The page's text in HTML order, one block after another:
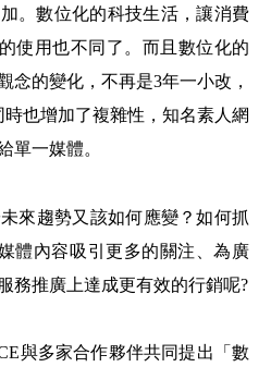
。數位化的科技生活，讓消費
使用也不同了。而且數位化的
念的變化，不再是3年一小改，
也增加了複雜性，知名素人網
單一媒體。
來趨勢又該如何應變？如何抓
體內容吸引更多的關注、為廣
務推廣上達成更有效的行銷呢?
與多家合作夥伴共同提出「數